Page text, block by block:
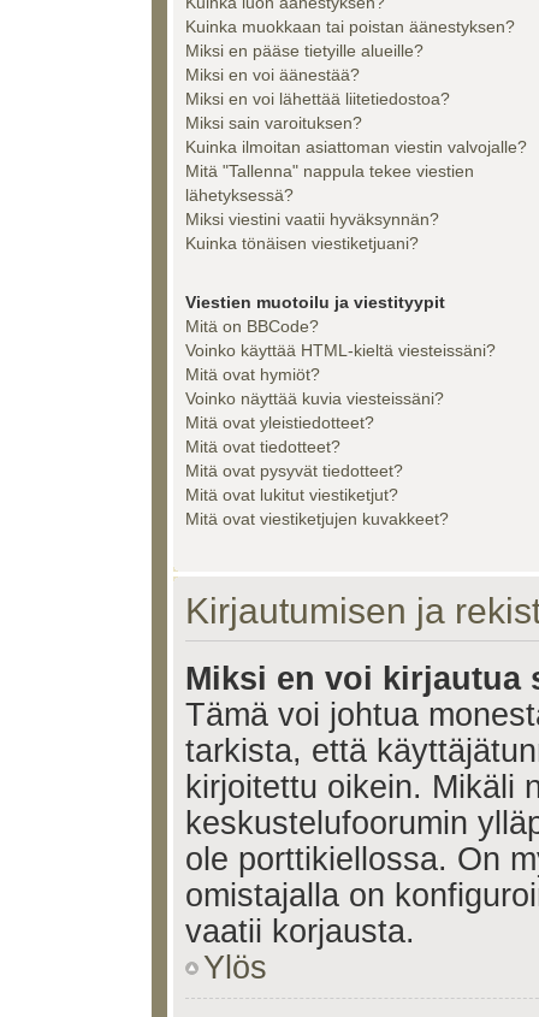
Kuinka muokkaan tai poistan äänestyksen?
Miksi en pääse tietyille alueille?
Miksi en voi äänestää?
Miksi en voi lähettää liitetiedostoa?
Miksi sain varoituksen?
Kuinka ilmoitan asiattoman viestin valvojalle?
Mitä "Tallenna" nappula tekee viestien
lähetyksessä?
Miksi viestini vaatii hyväksynnän?
Kuinka tönäisen viestiketjuani?
Viestien muotoilu ja viestityypit
Mitä on BBCode?
Voinko käyttää HTML-kieltä viesteissäni?
Mitä ovat hymiöt?
Voinko näyttää kuvia viesteissäni?
Mitä ovat yleistiedotteet?
Mitä ovat tiedotteet?
Mitä ovat pysyvät tiedotteet?
Mitä ovat lukitut viestiketjut?
Mitä ovat viestiketjujen kuvakkeet?
Kirjautumisen ja
Miksi en voi kirjautua
Tämä voi johtua
tarkista, että
kirjoitettu oikein. Mikäli
keskustelufoorumin
ole porttikiellossa. On
omistajalla on
vaatii korjausta.
Ylös